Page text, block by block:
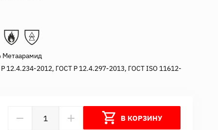
Метаарамид
12.4.234-2012, ГОСТ Р 12.4.297-2013, ГОСТ ISO 11612-
В КОРЗИНУ